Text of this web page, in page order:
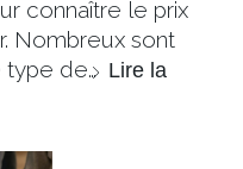
connaître le prix
Nombreux sont
type de… Lire la